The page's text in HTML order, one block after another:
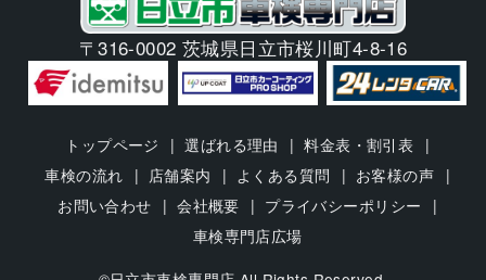
〒316-0002 茨城県日立市桜川町4-8-16
トップページ 選ばれる理由
料金表・割引表
車検の流れ
店舗案内 よくある質問
お客様の声
お問い合わせ
会社概要
プライバシーポリシー
車検専門店広場